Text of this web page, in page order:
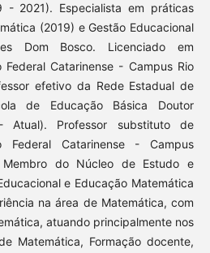
- 2021). Especialista em práticas
(2019) e Gestão Educacional
Dom Bosco. Licenciado em
Catarinense - Campus Rio
efetivo da Rede Estadual de
de Educação Básica Doutor
Atual). Professor substituto de
Federal Catarinense - Campus
do Núcleo de Estudo e
e Educação Matemática
na área de Matemática, com
atuando principalmente nos
Matemática, Formação docente,